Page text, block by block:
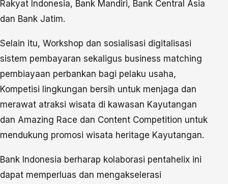
Rakyat Indonesia, Bank Mandiri, Bank Central Asia
dan Bank Jatim.
Selain itu, Workshop dan sosialisasi digitalisasi
sistem pembayaran sekaligus business matching
pembiayaan perbankan bagi pelaku usaha,
Kompetisi lingkungan bersih untuk menjaga dan
merawat atraksi wisata di kawasan Kayutangan
dan Amazing Race dan Content Competition untuk
mendukung promosi wisata heritage Kayutangan.
Bank Indonesia berharap kolaborasi pentahelix ini
dapat memperluas dan mengakselerasi